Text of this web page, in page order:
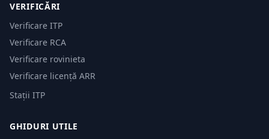
VERIFICĂRI
Verificare ITP
Verificare RCA
Verificare rovinieta
Verificare licență ARR
Stații ITP
GHIDURI UTILE